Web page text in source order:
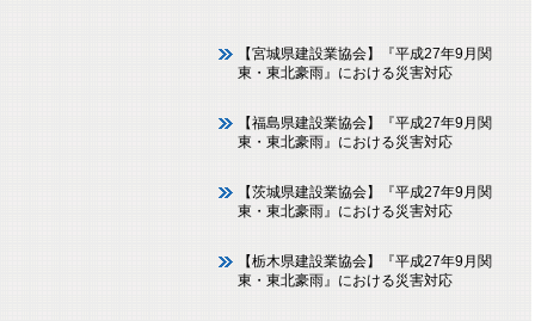
【宮城県建設業協会】『平成27年9月関
東・東北豪雨』における災害対応
【福島県建設業協会】『平成27年9月関
東・東北豪雨』における災害対応
【茨城県建設業協会】『平成27年9月関
東・東北豪雨』における災害対応
【栃木県建設業協会】『平成27年9月関
東・東北豪雨』における災害対応